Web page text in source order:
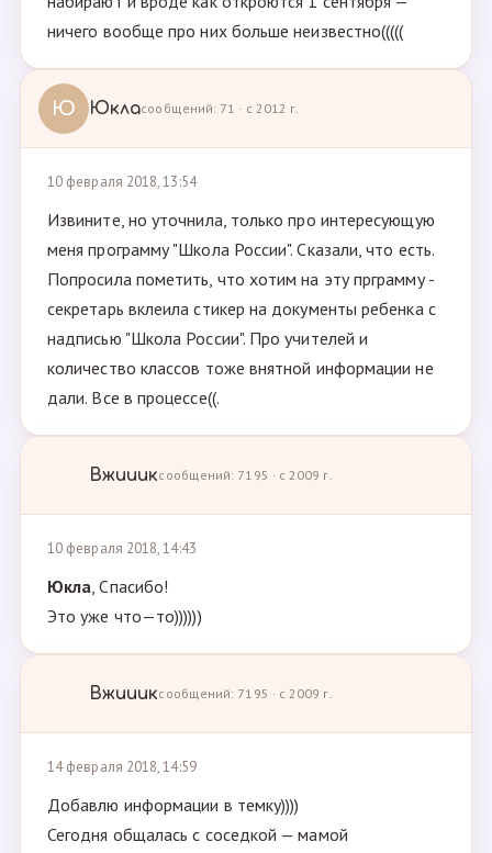
ничего вообще про них больше неизвестно(((((
Ю Юкласообщений: 71 · с 2012 г.
10 февраля 2018, 13:54
Извините, но уточнила, только про интересующую
меня программу "Школа России". Сказали, что есть.
Попросила пометить, что хотим на эту прграмму -
секретарь вклеила стикер на документы ребенка с
надписью "Школа России". Про учителей и
количество классов тоже внятной информации не
дали. Все в процессе((.
Вжиииксообщений: 7195 · с 2009 г.
10 февраля 2018, 14:43
Юкла, Спасибо!
Это уже что—то))))))
Вжиииксообщений: 7195 · с 2009 г.
14 февраля 2018, 14:59
Добавлю информации в темку))))
Сегодня общалась с соседкой — мамой